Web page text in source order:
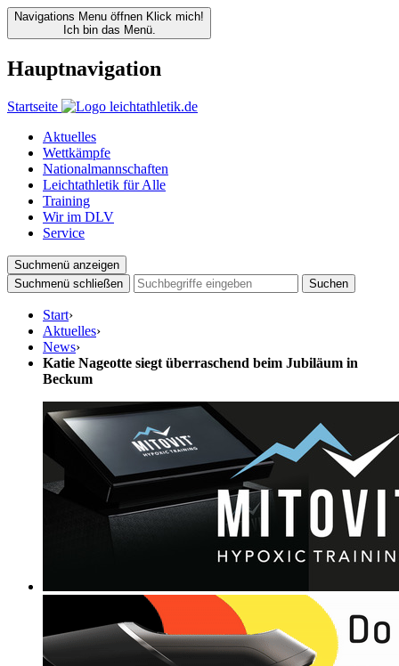
Navigations Menu öffnen Klick mich!
Ich bin das Menü.
Hauptnavigation
Startseite
Aktuelles
Wettkämpfe
Nationalmannschaften
Leichtathletik für Alle
Training
Wir im DLV
Service
Suchmenü anzeigen
Suchmenü schließen
Suchen
Start›
Aktuelles›
News›
Katie Nageotte siegt überraschend beim Jubiläum in
Beckum